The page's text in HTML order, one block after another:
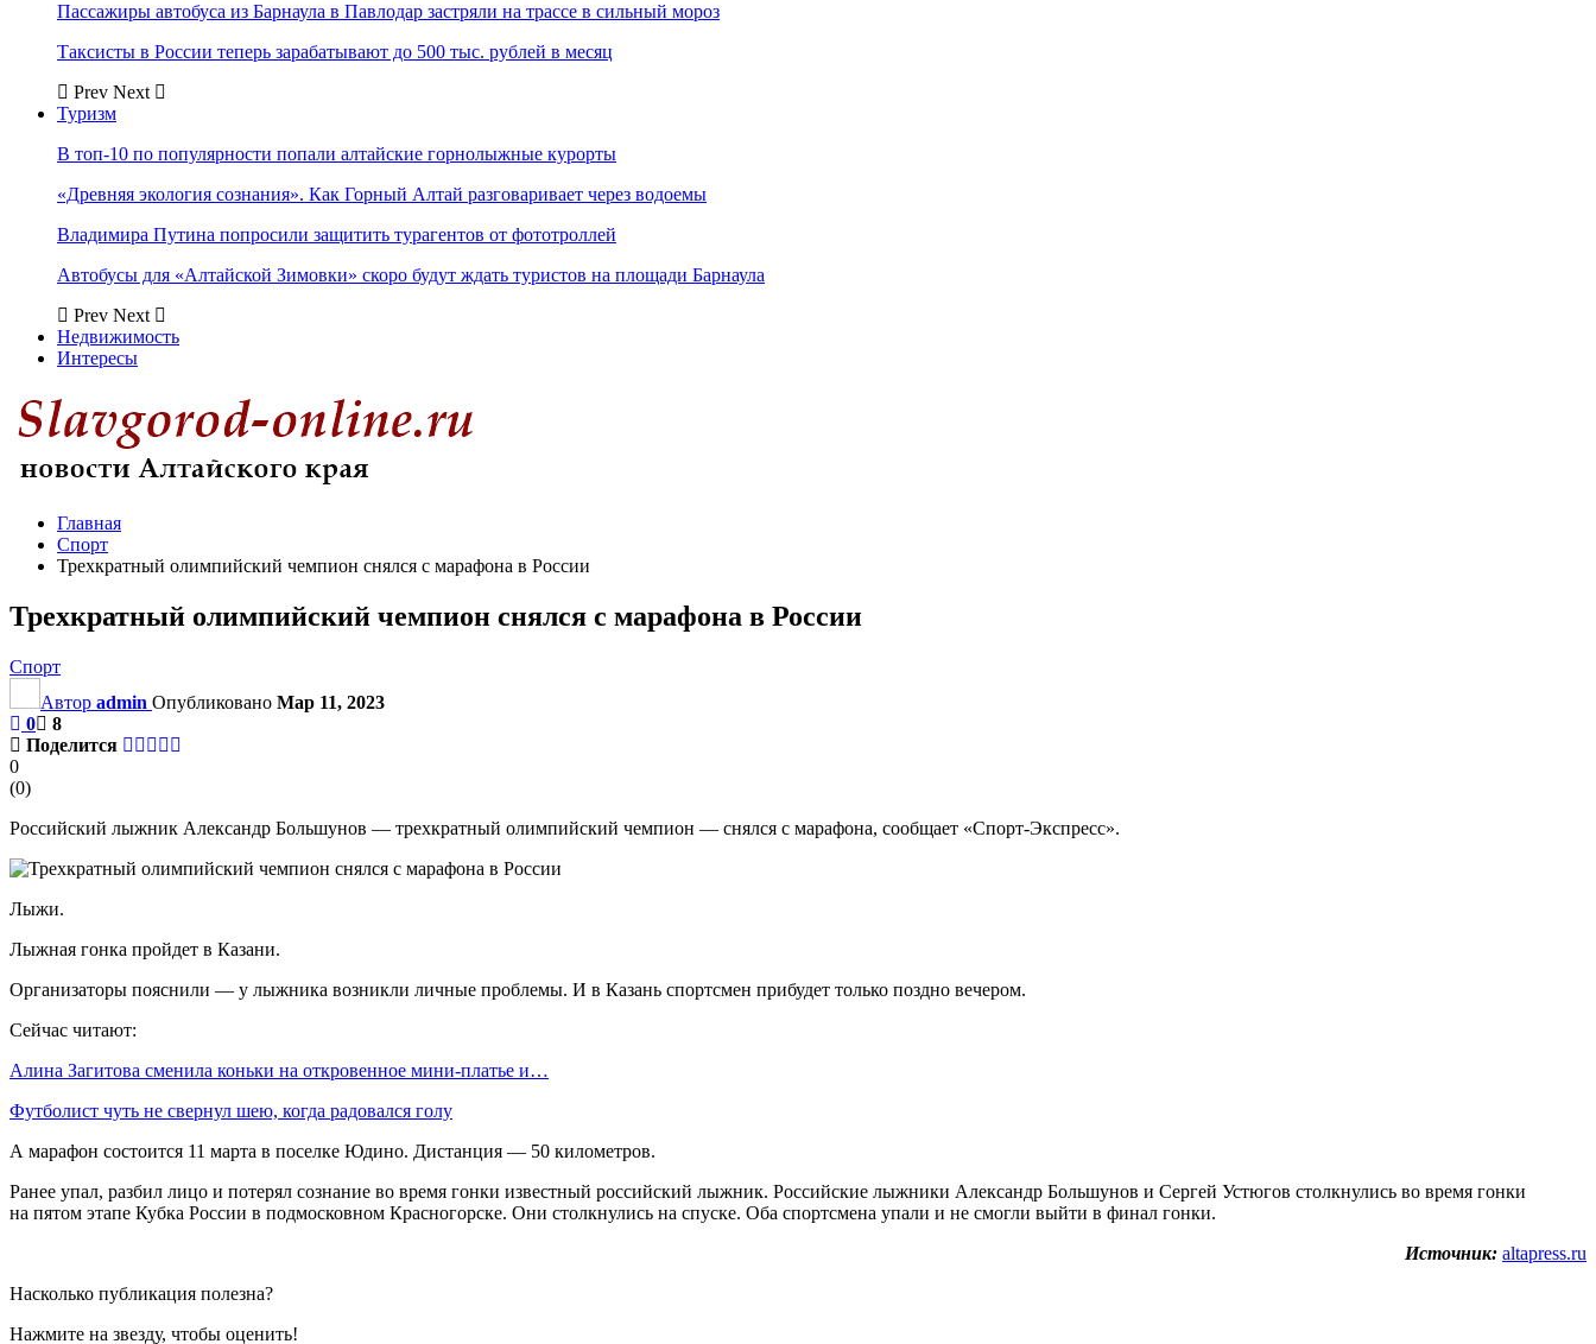
Пассажиры автобуса из Барнаула в Павлодар застряли на трассе в сильный мороз
Таксисты в России теперь зарабатывают до 500 тыс. рублей в месяц
Prev Next
Туризм
В топ-10 по популярности попали алтайские горнолыжные курорты
«Древняя экология сознания». Как Горный Алтай разговаривает через водоемы
Владимира Путина попросили защитить турагентов от фототроллей
Автобусы для «Алтайской Зимовки» скоро будут ждать туристов на площади Барнаула
Prev Next
Недвижимость
Интересы
Главная
Спорт
Трехкратный олимпийский чемпион снялся с марафона в России
Трехкратный олимпийский чемпион снялся с марафона в России
Спорт
Автор admin Опубликовано Мар 11, 2023
0
8
Поделится
0
(0)
Российский лыжник Александр Большунов — трехкратный олимпийский чемпион — снялся с марафона, сообщает «Спорт-Экспресс».
Лыжи.
Лыжная гонка пройдет в Казани.
Организаторы пояснили — у лыжника возникли личные проблемы. И в Казань спортсмен прибудет только поздно вечером.
Сейчас читают:
Алина Загитова сменила коньки на откровенное мини-платье и…
Футболист чуть не свернул шею, когда радовался голу
А марафон состоится 11 марта в поселке Юдино. Дистанция — 50 километров.
Ранее упал, разбил лицо и потерял сознание во время гонки известный российский лыжник. Российские лыжники Александр Большунов и Сергей Устюгов столкнулись во время гонки
на пятом этапе Кубка России в подмосковном Красногорске. Они столкнулись на спуске. Оба спортсмена упали и не смогли выйти в финал гонки.
Источник: altapress.ru
Насколько публикация полезна?
Нажмите на звезду, чтобы оценить!